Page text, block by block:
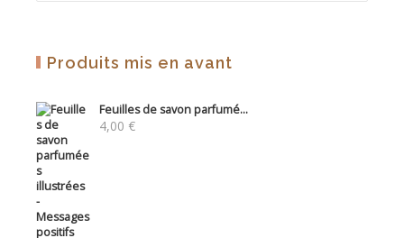
Produits mis en avant
Feuilles de savon parfumé...
4,00 €